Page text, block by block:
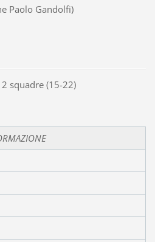
Paolo Gandolfi)
squadre (15-22)